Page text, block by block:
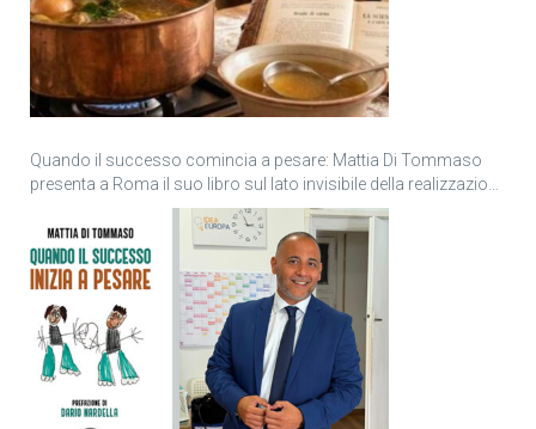
Quando il successo comincia a pesare: Mattia Di Tommaso
presenta a Roma il suo libro sul lato invisibile della realizzazione